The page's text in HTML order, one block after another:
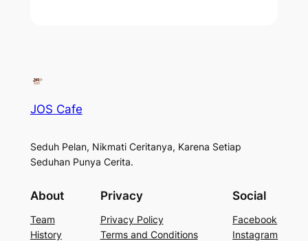
JOS Cafe
Seduh Pelan, Nikmati Ceritanya, Karena Setiap
Seduhan Punya Cerita.
About
Team
History
Privacy
Privacy Policy
Terms and Conditions
Social
Facebook
Instagram